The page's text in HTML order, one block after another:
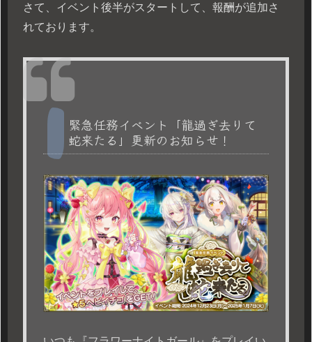
さて、イベント後半がスタートして、報酬が追加さ
れております。
緊急任務イベント「龍過ぎ去りて
蛇来たる」更新のお知らせ！